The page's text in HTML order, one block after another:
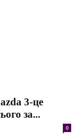
3-це
за...
0